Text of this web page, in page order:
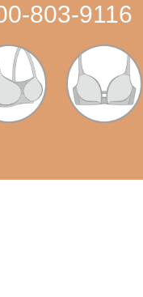
803-9116